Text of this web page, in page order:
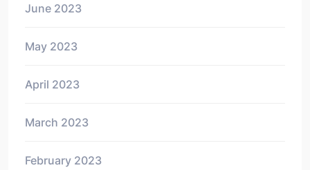
June 2023
May 2023
April 2023
March 2023
February 2023